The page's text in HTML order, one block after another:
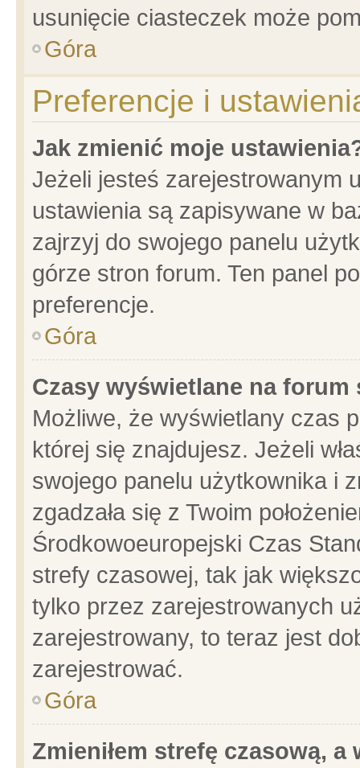
usunięcie ciasteczek może
Góra
Preferencje i
Jak zmienić moje
Jeżeli jesteś zarejestrowanym
ustawienia są zapisywane w
zajrzyj do swojego panelu
górze stron forum. Ten panel
preferencje.
Góra
Czasy wyświetlane na forum
Możliwe, że wyświetlany czas
której się znajdujesz. Jeżeli
swojego panelu użytkownika i
zgadzała się z Twoim
Środkowoeuropejski Czas
strefy czasowej, tak jak
tylko przez zarejestrowanych
zarejestrowany, to teraz jest
zarejestrować.
Góra
Zmieniłem strefę czasową,